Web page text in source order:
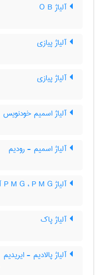
آلیاژ O B
آلیاژ پیازی
آلیاژ پیازی
آلیاژ اسمیم خودنویس
آلیاژ اسمیم - رودیم
آلیاژ P M G ، P M G آلیاژ
آلیاژ پاک
آلیاژ پالادیم - ایریدیم